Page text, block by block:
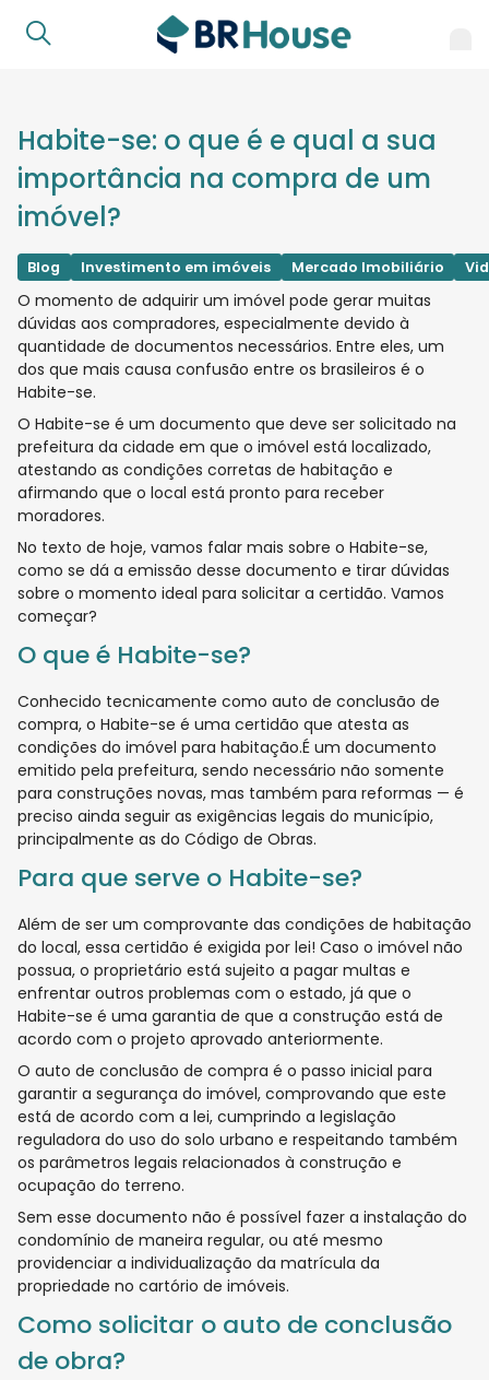
Habite-se: o que é e qual a sua
importância na compra de um
imóvel?
Blog Investimento em imóveis Mercado Imobiliário
O momento de adquirir um imóvel pode gerar muitas
dúvidas aos compradores, especialmente devido à
quantidade de documentos necessários. Entre eles, um
dos que mais causa confusão entre os brasileiros é o
Habite-se.
O Habite-se é um documento que deve ser solicitado na
prefeitura da cidade em que o imóvel está localizado,
atestando as condições corretas de habitação e
afirmando que o local está pronto para receber
moradores.
No texto de hoje, vamos falar mais sobre o Habite-se,
como se dá a emissão desse documento e tirar dúvidas
sobre o momento ideal para solicitar a certidão. Vamos
começar?
O que é Habite-se?
Conhecido tecnicamente como auto de conclusão de
compra, o Habite-se é uma certidão que atesta as
condições do imóvel para habitação.É um documento
emitido pela prefeitura, sendo necessário não somente
para construções novas, mas também para reformas — é
preciso ainda seguir as exigências legais do município,
principalmente as do Código de Obras.
Para que serve o Habite-se?
Além de ser um comprovante das condições de habitação
do local, essa certidão é exigida por lei! Caso o imóvel não
possua, o proprietário está sujeito a pagar multas e
enfrentar outros problemas com o estado, já que o
Habite-se é uma garantia de que a construção está de
acordo com o projeto aprovado anteriormente.
O auto de conclusão de compra é o passo inicial para
garantir a segurança do imóvel, comprovando que este
está de acordo com a lei, cumprindo a legislação
reguladora do uso do solo urbano e respeitando também
os parâmetros legais relacionados à construção e
ocupação do terreno.
Sem esse documento não é possível fazer a instalação do
condomínio de maneira regular, ou até mesmo
providenciar a individualização da matrícula da
propriedade no cartório de imóveis.
Como solicitar o auto de conclusão
de obra?